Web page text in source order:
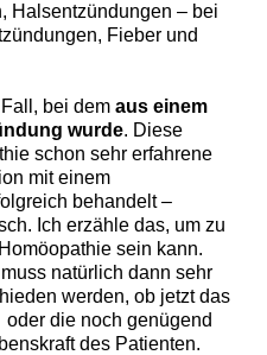
Halsentzündungen – bei
Fieber und
bei dem aus einem
wurde. Diese
schon sehr erfahrene
mit einem
behandelt –
Ich erzähle das, um zu
sein kann.
natürlich dann sehr
werden, ob jetzt das
die noch genügend
des Patienten.